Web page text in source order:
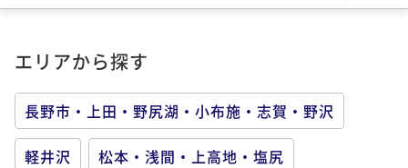
エリアから探す
長野市・上田・野尻湖・小布施・志賀・野沢
軽井沢 松本・浅間・上高地・塩尻